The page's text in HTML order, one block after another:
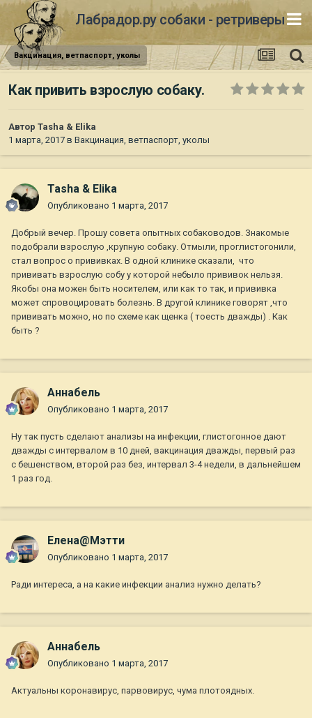
Лабрадор.ру собаки - ретриверы
Вакцинация, ветпаспорт, уколы
Как привить взрослую собаку.
Автор Tasha & Elika
1 марта, 2017 в Вакцинация, ветпаспорт, уколы
Tasha & Elika
Опубликовано 1 марта, 2017
Добрый вечер. Прошу совета опытных собаководов. Знакомые
подобрали взрослую ,крупную собаку. Отмыли, проглистогонили,
стал вопрос о прививках. В одной клинике сказали, что
прививать взрослую собу у которой небыло прививок нельзя.
Якобы она можен быть носителем, или как то так, и прививка
может спровоцировать болезнь. В другой клинике говорят ,что
прививать можно, но по схеме как щенка ( тоесть дважды) . Как
быть ?
Aннaбель
Опубликовано 1 марта, 2017
Ну так пусть сделают анализы на инфекции, глистогонное дают
дважды с интервалом в 10 дней, вакцинация дважды, первый раз
с бешенством, второй раз без, интервал 3-4 недели, в дальнейшем
1 раз год.
Елена@Мэтти
Опубликовано 1 марта, 2017
Ради интереса, а на какие инфекции анализ нужно делать?
Aннaбель
Опубликовано 1 марта, 2017
Актуальны коронавирус, парвовирус, чума плотоядных.